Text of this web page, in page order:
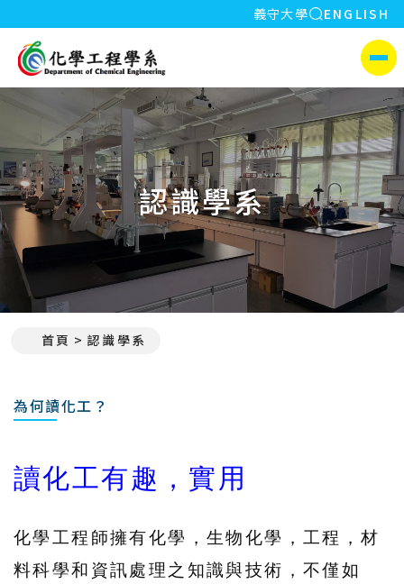
:::
義守大學 全站搜索
ENGLISH
側選單
認識學系
首頁 認識學系
為何讀化工？
讀化工有趣，實用
化學工程師擁有化學，生物化學，工程，材
料科學和資訊處理之知識與技術，不僅如